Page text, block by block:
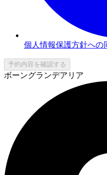
個人情報保護方針への
予約内容を確認する
ボーングランデアリア